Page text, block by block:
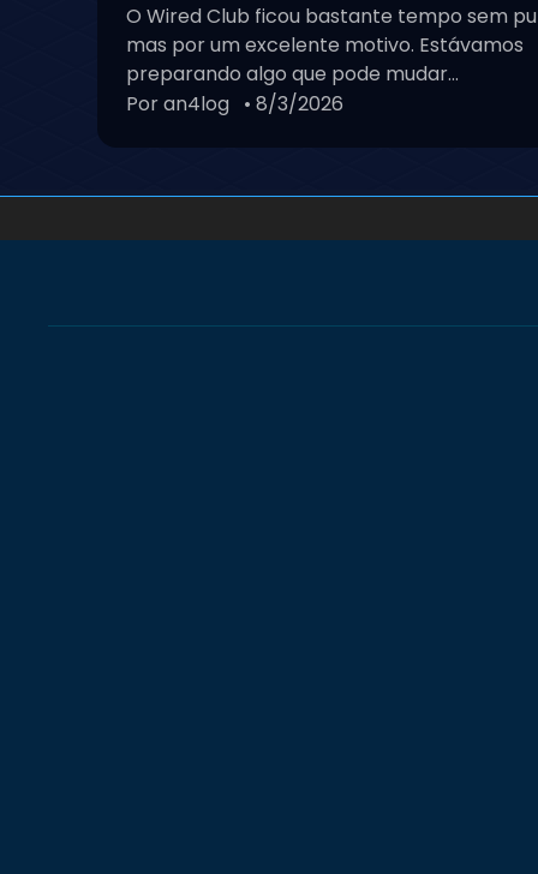
O Wired Club ficou bastante tempo sem
mas por um excelente motivo. Estávamos
preparando algo que pode mudar...
Por an4log • 8/3/2026